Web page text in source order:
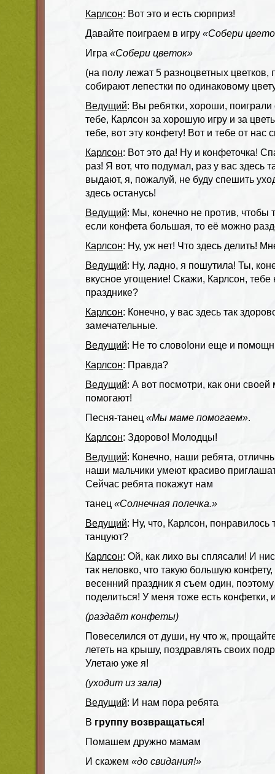
Карлсон: Вот это и есть сюрприз!
Давайте поиграем в игру «Собери
Игра «Собери цветок»
(на полу лежат 5 разноцветных цветков,
собирают лепестки по одинаковому
Ведущий: Вы ребятки, хороши,
тебе, Карлсон за хорошую игру и за
тебе, вот эту конфету! Вот и тебе от нас
Карлсон: Вот это да! Ну и конфеточка!
раз! Я вот, что подумал, раз у вас здесь
выдают, я, пожалуй, не буду спешить
здесь останусь!
Ведущий: Мы, конечно не против, чтобы
если конфета большая, то её можно
Карлсон: Ну, уж нет! Что здесь делить!
Ведущий: Ну, ладно, я пошутила! Ты,
вкусное угощение! Скажи, Карлсон,
празднике?
Карлсон: Конечно, у вас здесь так
замечательные.
Ведущий: Не то слово!они еще и
Карлсон: Правда?
Ведущий: А вот посмотри, как они
помогают!
Песня-танец «Мы маме помогаем».
Карлсон: Здорово! Молодцы!
Ведущий: Конечно, наши ребята,
наши мальчики умеют красиво
Сейчас ребята покажут нам
танец «Солнечная полечка.»
Ведущий: Ну, что, Карлсон, понравилось
танцуют?
Карлсон: Ой, как лихо вы сплясали! И
так неловко, что такую большую
весенний праздник я съем один,
поделиться! У меня тоже есть конфетки,
(раздаёт конфеты)
Повеселился от души, ну что ж,
лететь на крышу, поздравлять своих
Улетаю уже я!
(уходит из зала)
Ведущий: И нам пора ребята
В группу возвращаться!
Помашем дружно мамам
И скажем «до свидания!»